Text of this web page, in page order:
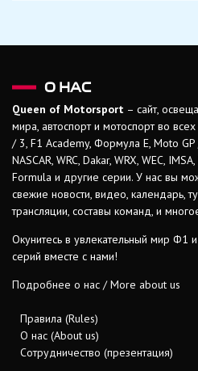
О НАС
Queen of Motorsport – сайт,
мира, автоспорт и мотоспорт во
/ 3, F1 Academy, Формула Е, Moto GP
NASCAR, WRC, Dakar, WRX, WEC,
Formula и другие серии. У нас вы
свежие новости, видео, календарь,
трансляции, составы команд, и
Окунитесь в увлекательный мир Ф1
серий вместе с нами!
Подробнее о нас / More about us
Правила (Rules)
О нас (About us)
Сотрудничество (презентация)